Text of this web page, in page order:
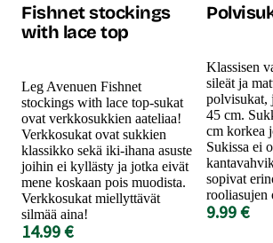
Fishnet stockings
with lace top
Leg Avenuen Fishnet
stockings with lace top-sukat
ovat verkkosukkien aateliaa!
Verkkosukat ovat sukkien
klassikko sekä iki-ihana asuste
joihin ei kyllästy ja jotka eivät
mene koskaan pois muodista.
Verkkosukat miellyttävät
silmää aina!
14.99 €
Klassisen
sileät ja
polvisukat,
45 cm.
cm korkea
Sukissa ei
sopivat
rooliasujen
9.99 €